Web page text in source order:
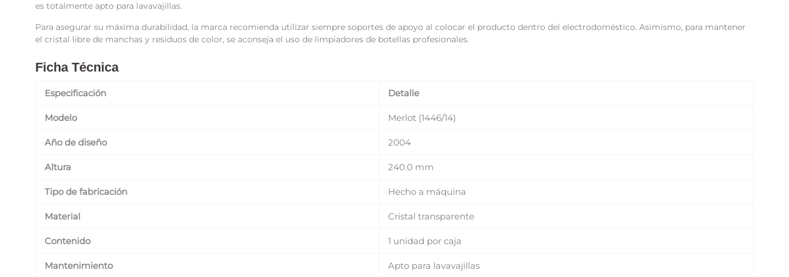
es totalmente apto para lavavajillas.
Para asegurar su máxima durabilidad, la marca recomienda utilizar siempre soportes de apoyo al colocar el producto dentro del electrodoméstico. Asimismo, para mantener
el cristal libre de manchas y residuos de color, se aconseja el uso de limpiadores de botellas profesionales.
Ficha Técnica
Especificación Detalle
Modelo Merlot (1446/14)
Año de diseño 2004
Altura 240.0 mm
Tipo de fabricación Hecho a máquina
Material Cristal transparente
Contenido 1 unidad por caja
Mantenimiento Apto para lavavajillas